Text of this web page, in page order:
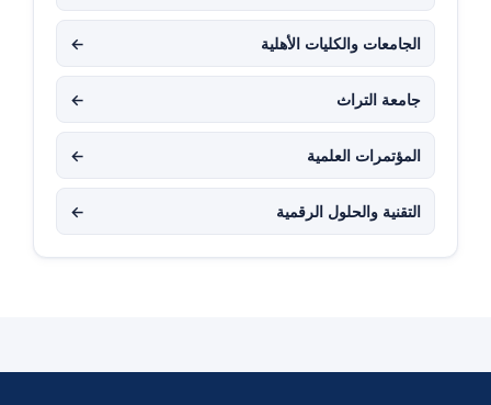
الجامعات والكليات الأهلية ←
جامعة التراث ←
المؤتمرات العلمية ←
التقنية والحلول الرقمية ←